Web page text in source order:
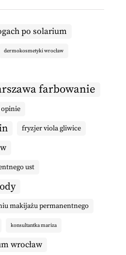
po solarium
dermokosmetyki wrocław
farbowanie
fryzjer viola gliwice
ust
makijażu permanentnego
konsultantka mariza
wrocław